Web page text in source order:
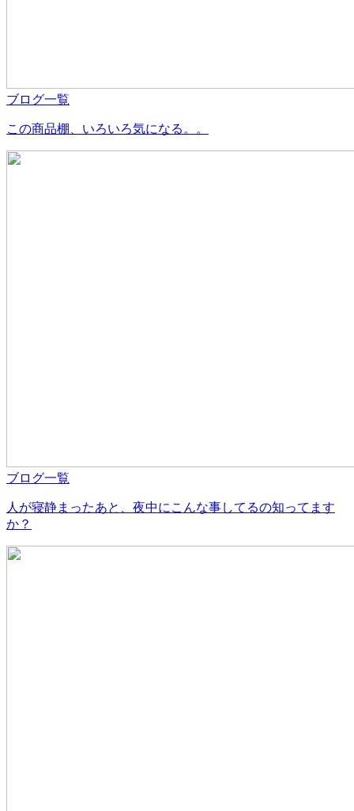
ブログ一覧
この商品棚、いろいろ気になる。。
ブログ一覧
人が寝静まったあと、夜中にこんな事してるの知ってます
か？